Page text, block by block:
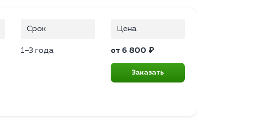
Срок
1–3 года
Цена
от 6 800 ₽
Заказать